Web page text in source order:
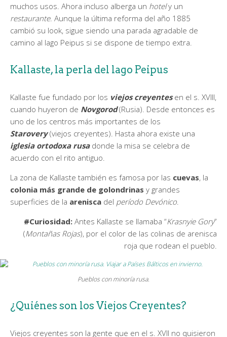
muchos usos. Ahora incluso alberga un hotely un
restaurante. Aunque la última reforma del año 1885
cambió su look, sigue siendo una parada agradable de
camino al lago Peipus si se dispone de tiempo extra.
Kallaste, la perla del lago Peipus
Kallaste fue fundado por los viejos creyentesen el s. XVIII,
cuando huyeron de Novgorod (Rusia). Desde entonces es
uno de los centros más importantes de los
Starovery(viejos creyentes). Hasta ahora existe una
iglesia ortodoxa rusadonde la misa se celebra de
acuerdo con el rito antiguo.
La zona de Kallaste también es famosa por las cuevas, la
colonia más grande de golondrinas y grandes
superficies de la arenisca del período Devónico
#Curiosidad: Antes Kallaste se llamaba “Krasnyie Gory”
(Montañas Rojas), por el color de las colinas de arenisca
roja que rodean el pueblo.
Pueblos con minoría rusa.
¿Quiénes son los Viejos Creyentes?
Viejos creyentes son la gente que en el s. XVII no quisieron